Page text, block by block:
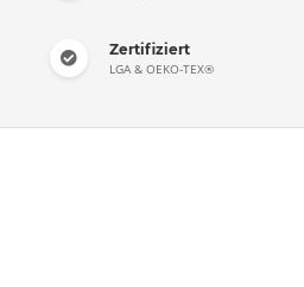
Zertifiziert
LGA & OEKO-TEX®